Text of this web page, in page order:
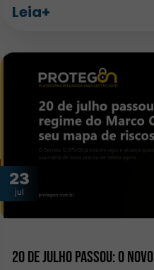
Leia+
23
jul
20 de julho passou: o